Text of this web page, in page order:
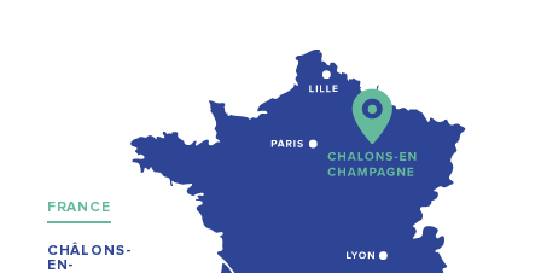
FRANCE
CHÂLONS-
EN-